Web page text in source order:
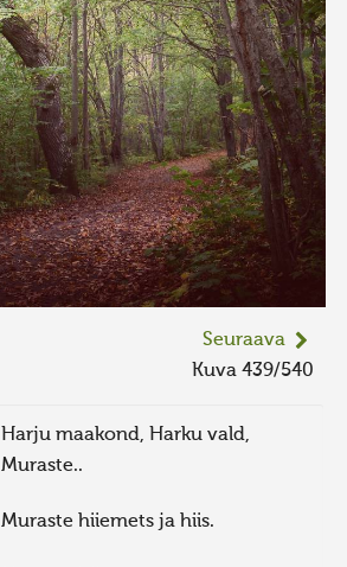
Seuraava
Kuva 439/540
Harju maakond, Harku vald,
Muraste..
Muraste hiiemets ja hiis.